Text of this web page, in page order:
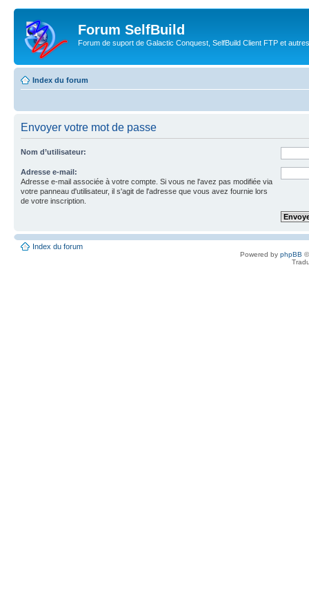
Forum SelfBuild
Forum de suport de Galactic Conquest, SelfBuild Client FTP et
Index du forum
Envoyer votre mot de passe
Nom d’utilisateur:
Adresse e-mail:
Adresse e-mail associée à votre compte. Si vous ne l'avez pas modifiée via
votre panneau d'utilisateur, il s'agit de l'adresse que vous avez fournie lors
de votre inscription.
Index du forum
Powered by phpBB